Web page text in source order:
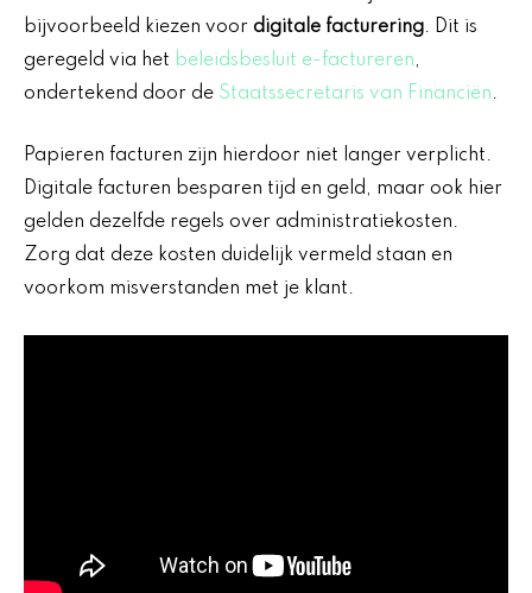
bijvoorbeeld kiezen voor digitale facturering. Dit is
geregeld via het beleidsbesluit e-factureren,
ondertekend door de Staatssecretaris van Financiën.
Papieren facturen zijn hierdoor niet langer verplicht.
Digitale facturen besparen tijd en geld, maar ook hier
gelden dezelfde regels over administratiekosten.
Zorg dat deze kosten duidelijk vermeld staan en
voorkom misverstanden met je klant.